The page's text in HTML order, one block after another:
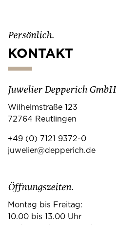
Persönlich.
KONTAKT
Juwelier Depperich GmbH
Wilhelmstraße 123
72764 Reutlingen
+49 (0) 7121 9372-0
juwelier@depperich.de
Öffnungszeiten.
Montag bis Freitag:
10.00 bis 13.00 Uhr